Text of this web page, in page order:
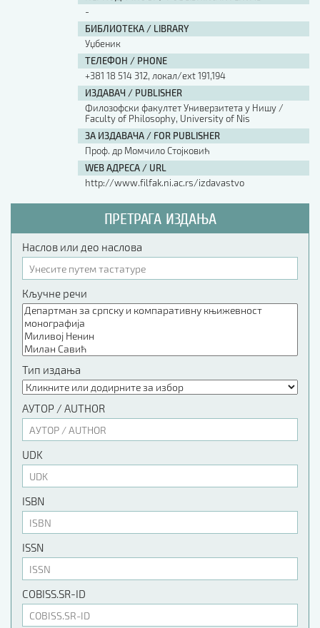
-
БИБЛИОТЕКА / LIBRARY
Уџбеник
ТЕЛЕФОН / PHONE
+381 18 514 312, локал/ext 191,194
ИЗДАВАЧ / PUBLISHER
Филозофски факултет Универзитета у Нишу /
Faculty of Philosophy, University of Nis
ЗА ИЗДАВАЧА / FOR PUBLISHER
Проф. др Момчило Стојковић
WEB АДРЕСА / URL
http://www.filfak.ni.ac.rs/izdavastvo
ПРЕТРАГА ИЗДАЊА
Наслов или део наслова
Кључне речи
Тип издања
АУТОР / AUTHOR
UDK
ISBN
ISSN
COBISS.SR-ID